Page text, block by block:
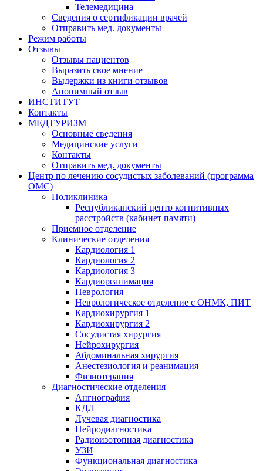
Телемедицина
Сведения о сертификации врачей
Отправить мед. документы
Режим работы
Отзывы
Отзывы пациентов
Выразить свое мнение
Выдержки из книги отзывов
Анонимный отзыв
ИНСТИТУТ
Контакты
МЕДТУРИЗМ
Основные сведения
Медицинские услуги
Контакты
Отправить мед. документы
Центр по лечению сосудистых заболеваний (программа
ОМС)
Поликлиника
Республиканский центр когнитивных
расстройств (кабинет памяти)
Приемное отделение
Клинические отделения
Кардиология 1
Кардиология 2
Кардиология 3
Кардиореанимация
Неврология
Неврологическое отделение с ОНМК, ПИТ
Кардиохирургия 1
Кардиохирургия 2
Сосудистая хирургия
Нейрохирургия
Абдоминальная хирургия
Анестезиология и реанимация
Физиотерапия
Диагностические отделения
Ангиография
КДЛ
Лучевая диагностика
Нейродиагностика
Радиоизотопная диагностика
УЗИ
Функциональная диагностика